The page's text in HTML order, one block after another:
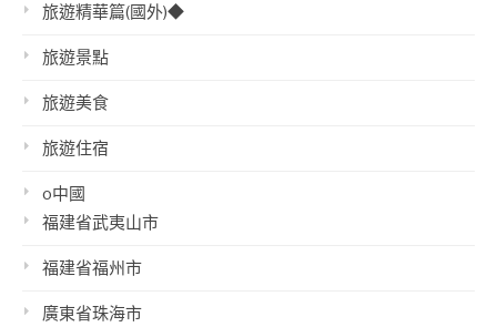
旅遊精華篇(國外)◆
旅遊景點
旅遊美食
旅遊住宿
o中國
福建省武夷山市
福建省福州市
廣東省珠海市